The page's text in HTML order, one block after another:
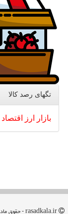
تگهای رصد كالا
بازار ارز اقتصاد